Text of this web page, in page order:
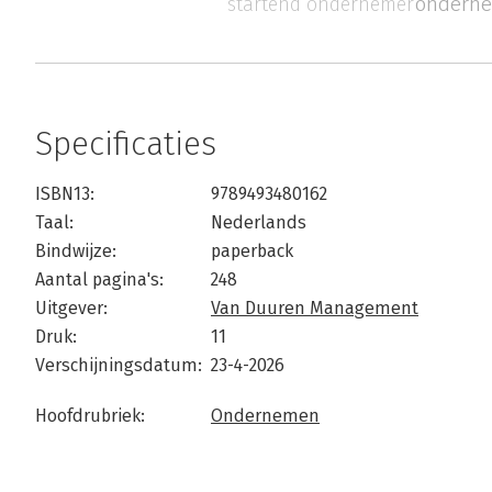
Specificaties
ISBN13:
9789493480162
Taal:
Nederlands
Bindwijze:
paperback
Aantal pagina's:
248
Uitgever:
Van Duuren Management
Druk:
11
Verschijningsdatum: 23-4-2026
Hoofdrubriek: Ondernemen